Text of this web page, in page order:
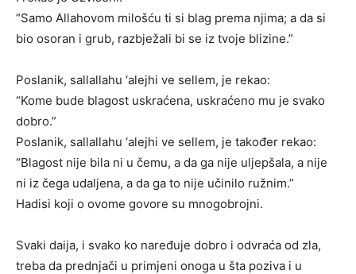
“Samo Allahovom milošću ti si blag prema njima; a da si
bio osoran i grub, razbježali bi se iz tvoje blizine.”
Poslanik, sallallahu ‘alejhi ve sellem, je rekao:
“Kome bude blagost uskraćena, uskraćeno mu je svako
dobro.”
Poslanik, sallallahu ‘alejhi ve sellem, je također rekao:
“Blagost nije bila ni u čemu, a da ga nije uljepšala, a nije
ni iz čega udaljena, a da ga to nije učinilo ružnim.”
Hadisi koji o ovome govore su mnogobrojni.
Svaki daija, i svako ko naređuje dobro i odvraća od zla,
treba da prednjači u primjeni onoga u šta poziva i u